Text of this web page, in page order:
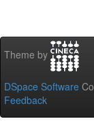
Theme by
DSpace Software
Feedback